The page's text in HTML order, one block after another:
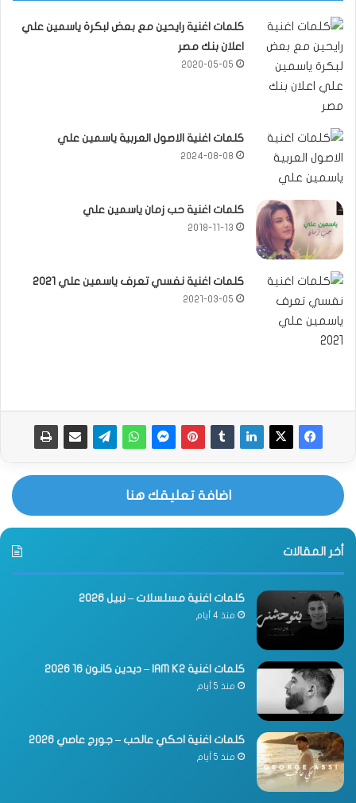
كلمات اغنية رايحين مع بعض لبكرة ياسمين علي
اعلان بنك مصر
2020-05-05
كلمات اغنية الاصول العربية ياسمين علي
2024-08-08
كلمات اغنية حب زمان ياسمين علي
2018-11-13
كلمات اغنية نفسي تعرف ياسمين علي 2021
2021-03-05
اضافة تعليقك هنا
أخر المقالات
كلمات اغنية مسلسلات – نبيل 2026
منذ 4 أيام
كلمات اغنية IAM K2 – ديدين كانون 16 2026
منذ 5 أيام
كلمات اغنية احكي عالحب – جورج عاصي 2026
منذ 5 أيام